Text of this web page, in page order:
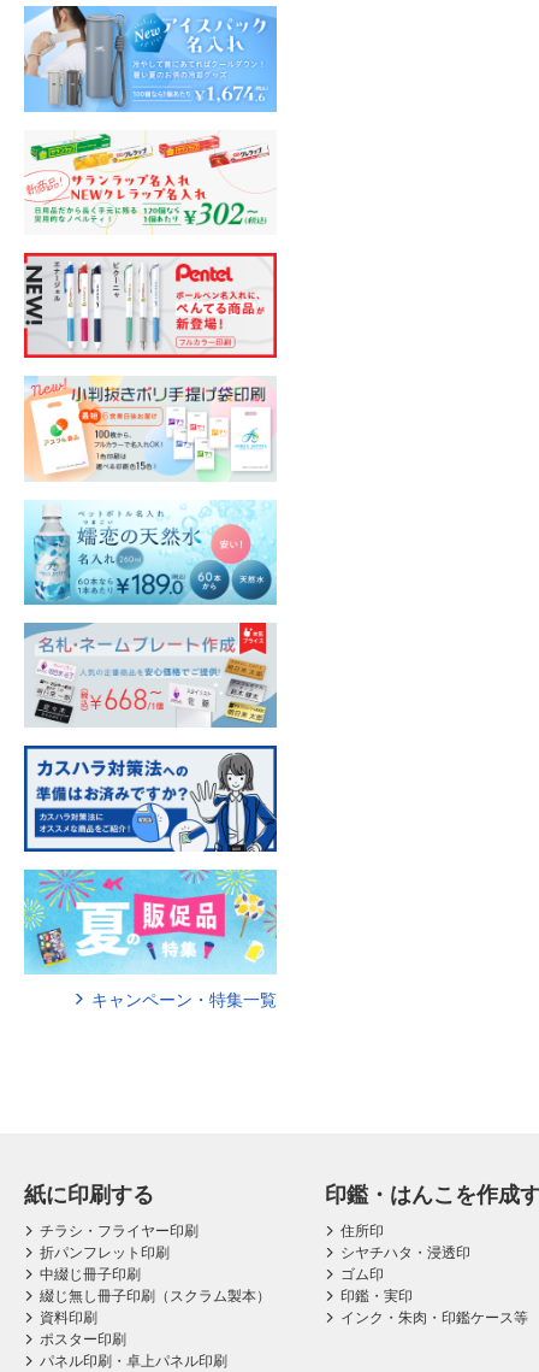
キャンペーン・特集一覧
紙に印刷する
チラシ・フライヤー印刷
折パンフレット印刷
中綴じ冊子印刷
綴じ無し冊子印刷（スクラム製本）
資料印刷
ポスター印刷
パネル印刷・卓上パネル印刷
印鑑・はんこを作成
住所印
シヤチハタ・浸透印
ゴム印
印鑑・実印
インク・朱肉・印鑑ケース等